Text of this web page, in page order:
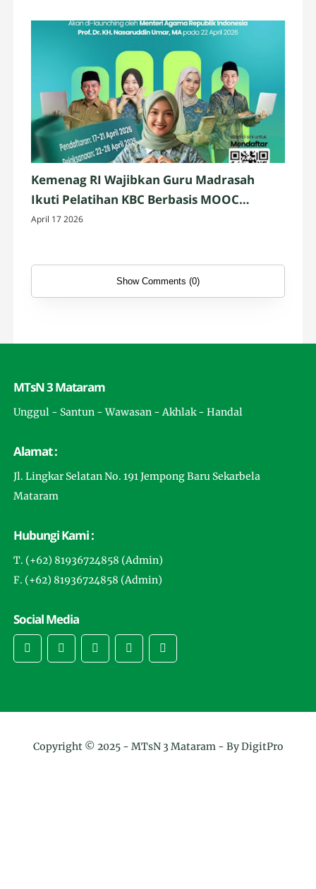
Kemenag RI Wajibkan Guru Madrasah
Ikuti Pelatihan KBC Berbasis MOOC
PINTAR
April 17 2026
Show Comments (0)
MTsN 3 Mataram
Unggul - Santun - Wawasan - Akhlak - Handal
Alamat :
Jl. Lingkar Selatan No. 191 Jempong Baru Sekarbela
Mataram
Hubungi Kami :
T. (+62) 81936724858 (Admin)
F. (+62) 81936724858 (Admin)
Social Media
Copyright © 2025 - MTsN 3 Mataram- By DigitPro